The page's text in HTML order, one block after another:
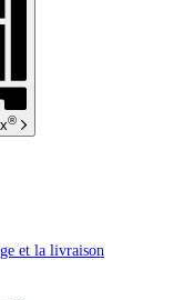
®
et la livraison